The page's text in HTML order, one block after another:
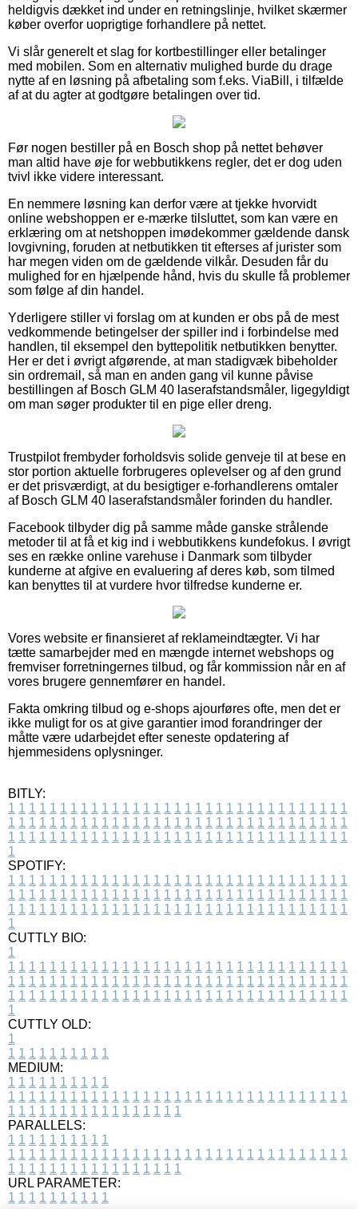
heldigvis dækket ind under en retningslinje, hvilket skærmer
køber overfor uoprigtige forhandlere på nettet.
Vi slår generelt et slag for kortbestillinger eller betalinger
med mobilen. Som en alternativ mulighed burde du drage
nytte af en løsning på afbetaling som f.eks. ViaBill, i tilfælde
af at du agter at godtgøre betalingen over tid.
Før nogen bestiller på en Bosch shop på nettet behøver
man altid have øje for webbutikkens regler, det er dog uden
tvivl ikke videre interessant.
En nemmere løsning kan derfor være at tjekke hvorvidt
online webshoppen er e-mærke tilsluttet, som kan være en
erklæring om at netshoppen imødekommer gældende dansk
lovgivning, foruden at netbutikken tit efterses af jurister som
har megen viden om de gældende vilkår. Desuden får du
mulighed for en hjælpende hånd, hvis du skulle få problemer
som følge af din handel.
Yderligere stiller vi forslag om at kunden er obs på de mest
vedkommende betingelser der spiller ind i forbindelse med
handlen, til eksempel den byttepolitik netbutikken benytter.
Her er det i øvrigt afgørende, at man stadigvæk bibeholder
sin ordremail, så man en anden gang vil kunne påvise
bestillingen af Bosch GLM 40 laserafstandsmåler, ligegyldigt
om man søger produkter til en pige eller dreng.
Trustpilot frembyder forholdsvis solide genveje til at bese en
stor portion aktuelle forbrugeres oplevelser og af den grund
er det prisværdigt, at du besigtiger e-forhandlerens omtaler
af Bosch GLM 40 laserafstandsmåler forinden du handler.
Facebook tilbyder dig på samme måde ganske strålende
metoder til at få et kig ind i webbutikkens kundefokus. I øvrigt
ses en række online varehuse i Danmark som tilbyder
kunderne at afgive en evaluering af deres køb, som tilmed
kan benyttes til at vurdere hvor tilfredse kunderne er.
Vores website er finansieret af reklameindtægter. Vi har
tætte samarbejder med en mængde internet webshops og
fremviser forretningernes tilbud, og får kommission når en af
vores brugere gennemfører en handel.
Fakta omkring tilbud og e-shops ajourføres ofte, men det er
ikke muligt for os at give garantier imod forandringer der
måtte være udarbejdet efter seneste opdatering af
hjemmesidens oplysninger.
BITLY:
1 1 1 1 1 1 1 1 1 1 1 1 1 1 1 1 1 1 1 1 1 1 1 1 1 1 1 1 1 1 1 1 1
1 1 1 1 1 1 1 1 1 1 1 1 1 1 1 1 1 1 1 1 1 1 1 1 1 1 1 1 1 1 1 1 1
1 1 1 1 1 1 1 1 1 1 1 1 1 1 1 1 1 1 1 1 1 1 1 1 1 1 1 1 1 1 1 1 1
1
SPOTIFY:
1 1 1 1 1 1 1 1 1 1 1 1 1 1 1 1 1 1 1 1 1 1 1 1 1 1 1 1 1 1 1 1 1
1 1 1 1 1 1 1 1 1 1 1 1 1 1 1 1 1 1 1 1 1 1 1 1 1 1 1 1 1 1 1 1 1
1 1 1 1 1 1 1 1 1 1 1 1 1 1 1 1 1 1 1 1 1 1 1 1 1 1 1 1 1 1 1 1 1
1
CUTTLY BIO:
1
1 1 1 1 1 1 1 1 1 1 1 1 1 1 1 1 1 1 1 1 1 1 1 1 1 1 1 1 1 1 1 1 1
1 1 1 1 1 1 1 1 1 1 1 1 1 1 1 1 1 1 1 1 1 1 1 1 1 1 1 1 1 1 1 1 1
1 1 1 1 1 1 1 1 1 1 1 1 1 1 1 1 1 1 1 1 1 1 1 1 1 1 1 1 1 1 1 1 1
1
CUTTLY OLD:
1
1 1 1 1 1 1 1 1 1 1
MEDIUM:
1 1 1 1 1 1 1 1 1 1
1 1 1 1 1 1 1 1 1 1 1 1 1 1 1 1 1 1 1 1 1 1 1 1 1 1 1 1 1 1 1 1 1
1 1 1 1 1 1 1 1 1 1 1 1 1 1 1 1 1
PARALLELS:
1 1 1 1 1 1 1 1 1 1
1 1 1 1 1 1 1 1 1 1 1 1 1 1 1 1 1 1 1 1 1 1 1 1 1 1 1 1 1 1 1 1 1
1 1 1 1 1 1 1 1 1 1 1 1 1 1 1 1 1
URL PARAMETER:
1 1 1 1 1 1 1 1 1 1